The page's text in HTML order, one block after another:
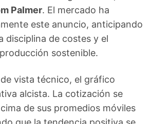
Palmer. El mercado ha
este anuncio, anticipando
disciplina de costes y el
sostenible.
vista técnico, el gráfico
alcista. La cotización se
de sus promedios móviles